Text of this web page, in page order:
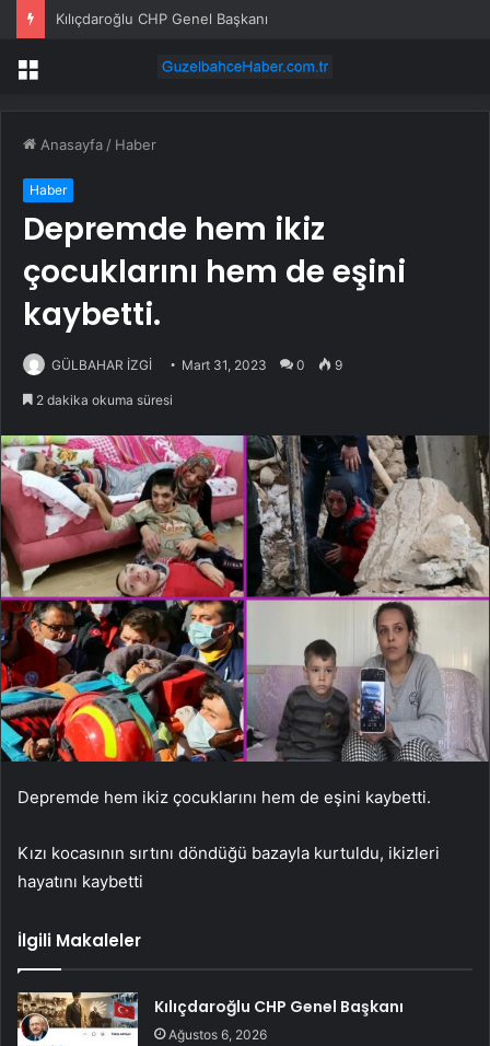
Kılıçdaroğlu CHP Genel Başkanı
Menü
Anasayfa / Haber
Haber
Depremde hem ikiz
çocuklarını hem de eşini
kaybetti.
GÜLBAHAR İZGİ Mart 31, 2023 0 9
2 dakika okuma süresi
Depremde hem ikiz çocuklarını hem de eşini kaybetti.
Kızı kocasının sırtını döndüğü bazayla kurtuldu, ikizleri
hayatını kaybetti
İlgili Makaleler
Kılıçdaroğlu CHP Genel Başkanı
Ağustos 6, 2026